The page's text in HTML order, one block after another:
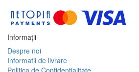
Informaţii
Despre noi
Informatii de livrare
Politica de Confidentialitate